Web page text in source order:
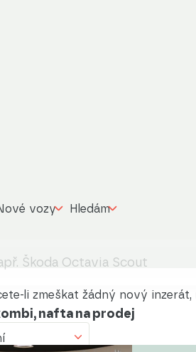
vozy Hledám
li zmeškat žádný nový inzerát,
nafta na prodej